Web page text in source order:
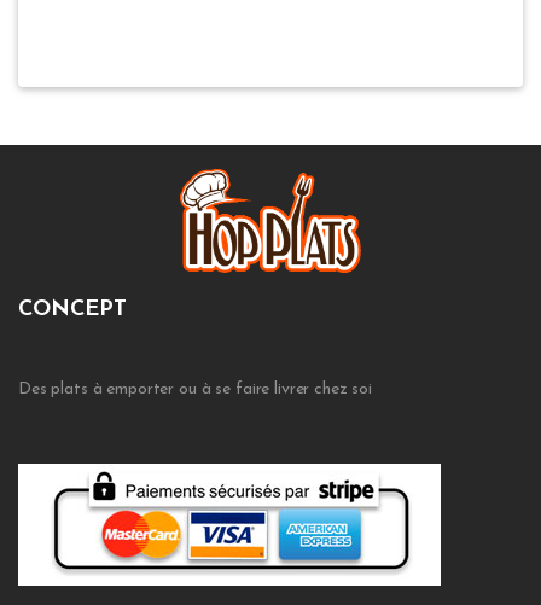
CONCEPT
Des plats à emporter ou à se faire livrer chez soi